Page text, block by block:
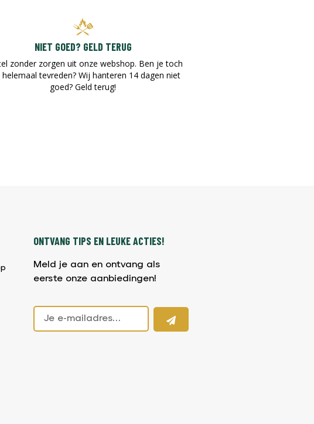
NIET GOED? GELD TERUG
zonder zorgen uit onze webshop. Ben je toch
tevreden? Wij hanteren 14 dagen niet
goed? Geld terug!​
ONTVANG TIPS EN LEUKE ACTIES!
Meld je aan en ontvang als
eerste onze aanbiedingen!